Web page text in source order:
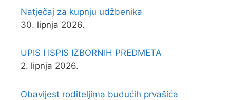
Natječaj za kupnju udžbenika
30. lipnja 2026.
UPIS I ISPIS IZBORNIH PREDMETA
2. lipnja 2026.
Obavijest roditeljima budućih prvašića